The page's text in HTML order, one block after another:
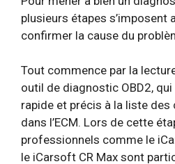
plusieurs étapes s’imposent
confirmer la cause du
Tout commence par la
outil de diagnostic OBD2,
rapide et précis à la liste
dans l’ECM. Lors de cette
professionnels comme le
le iCarsoft CR Max sont